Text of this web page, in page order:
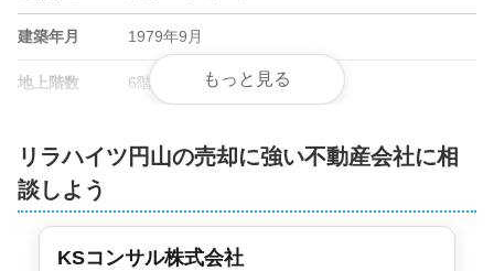
建築年月 1979年9月
地上階数 6階
管理会社
用途地域 準住居地域
もっと見る
リラハイツ円山の売却に強い不動産会社に相
談しよう
KSコンサル株式会社